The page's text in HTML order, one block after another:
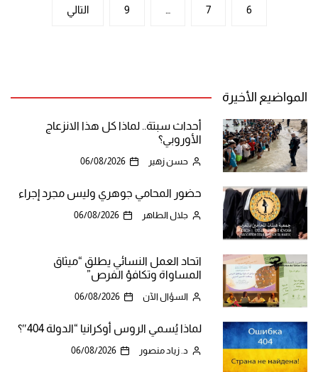
المقالات
6
7
9 التالي
المواضيع الأخيرة
أحداث سبتة.. لماذا كل هذا الانزعاج
الأوروبي؟
حسن زهير 06/08/2026
حضور المحامي جوهري وليس مجرد إجراء
جلال الطاهر 06/08/2026
اتحاد العمل النسائي يطلق “ميثاق
المساواة وتكافؤ الفرص”
السؤال الآن 06/08/2026
لماذا يُسمي الروس أوكرانيا “الدولة 404″؟
د. زياد منصور 06/08/2026